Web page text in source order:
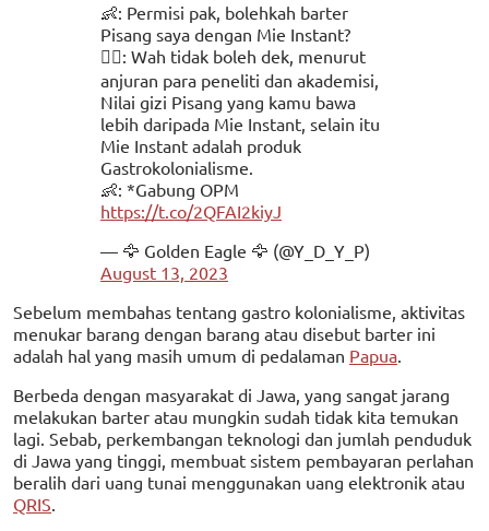
👶: Permisi pak, bolehkah barter
Pisang saya dengan Mie Instant?
👮‍♂️: Wah tidak boleh dek, menurut
anjuran para peneliti dan akademisi,
Nilai gizi Pisang yang kamu bawa
lebih daripada Mie Instant, selain itu
Mie Instant adalah produk
Gastrokolonialisme.
👶: *Gabung OPM
https://t.co/2QFAI2kiyJ
— 🦅 Golden Eagle 🦅 (@Y_D_Y_P)
August 13, 2023
Sebelum membahas tentang gastro kolonialisme, aktivitas
menukar barang dengan barang atau disebut barter ini
adalah hal yang masih umum di pedalaman Papua.
Berbeda dengan masyarakat di Jawa, yang sangat jarang
melakukan barter atau mungkin sudah tidak kita temukan
lagi. Sebab, perkembangan teknologi dan jumlah penduduk
di Jawa yang tinggi, membuat sistem pembayaran perlahan
beralih dari uang tunai menggunakan uang elektronik atau
QRIS.